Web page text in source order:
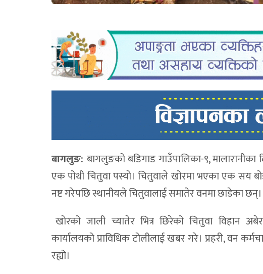
बागलुङ: बागलुङको बडिगाड गाउँपालिका-९, मालारानीका
एक पोथी चितुवा पस्यो। चितुवाले खोरमा भएका एक सय
नष्ट गरेपछि स्थानीयले चितुवालाई समातेर वनमा छाडेका छन्।
खोरको जाली च्यातेर भित्र छिरेको चितुवा विहान
कार्यालयको प्राविधिक टोलीलाई खबर गरे। प्रहरी, वन
रह्यो।